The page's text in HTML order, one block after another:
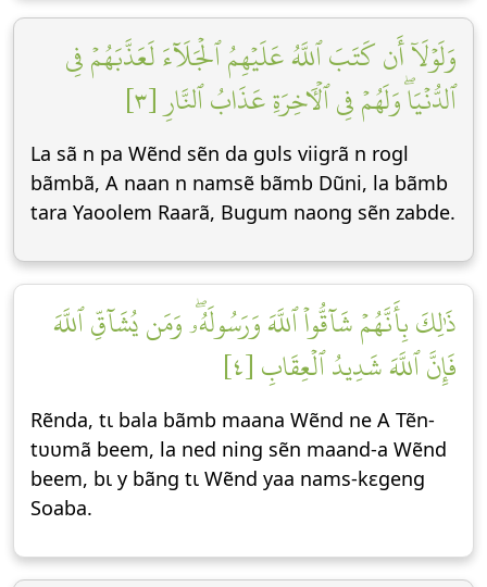
وَلَوۡلَآ أَن كَتَبَ ٱللَّهُ عَلَيۡهِمُ ٱلۡجَلَآءَ لَعَذَّبَهُمۡ فِي
ٱلدُّنۡيَاۖ وَلَهُمۡ فِي ٱلۡأٓخِرَةِ عَذَابُ ٱلنَّارِ [٣]
La sã n pa Wẽnd sẽn da gʋls viigrã n rogl
bãmbã, A naan n namsẽ bãmb Dũni, la bãmb
tara Yaoolem Raarã, Bugum naong sẽn zabde.
ذَٰلِكَ بِأَنَّهُمۡ شَآقُّواْ ٱللَّهَ وَرَسُولَهُۥۖ وَمَن يُشَآقِّ ٱللَّهَ
فَإِنَّ ٱللَّهَ شَدِيدُ ٱلۡعِقَابِ [٤]
Rẽnda, tɩ bala bãmb maana Wẽnd ne A Tẽn-
tʋʋmã beem, la ned ning sẽn maand-a Wẽnd
beem, bɩ y bãng tɩ Wẽnd yaa nams-kεgeng
Soaba.